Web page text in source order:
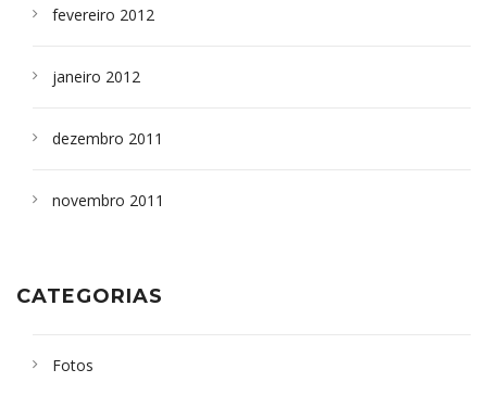
fevereiro 2012
janeiro 2012
dezembro 2011
novembro 2011
CATEGORIAS
Fotos